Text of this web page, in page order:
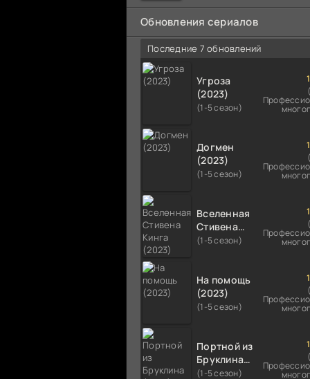
намного
Обновления сериалов
Последние 7 обновлений
Угроза
(2023)
(1-5 сезон)
Догмен
(2023)
(1-5 сезон)
Вселенная
Стивена
Кинга
(1-5 сезон)
На помощь
(2023)
(1-5 сезон)
Портной из
Бруклина
(2023)
(1-5 сезон)